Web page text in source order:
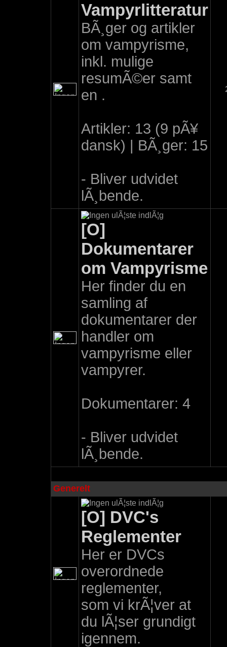
Vampyrlitteratur
BÃ¸ger og artikler
om vampyrisme,
inkl. mulige
resumÃ©er samt
en .
Artikler: 13 (9 pÃ¥
dansk) | BÃ¸ger: 15
- Bliver udvidet
lÃ¸bende.
[O]
Dokumentarer
om Vampyrisme
Her finder du en
samling af
dokumentarer der
handler om
vampyrisme eller
vampyrer.
Dokumentarer: 4
- Bliver udvidet
lÃ¸bende.
Generelt
[O] DVC's
Reglementer
Her er DVCs
overordnede
reglementer,
som vi krÃ¦ver at
du lÃ¦ser grundigt
igennem.